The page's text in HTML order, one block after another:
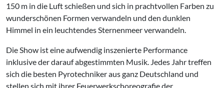
150 m in die Luft schießen und sich in prachtvollen Farben zu
wunderschönen Formen verwandeln und den dunklen
Himmel in ein leuchtendes Sternenmeer verwandeln.
Die Show ist eine aufwendig inszenierte Performance
inklusive der darauf abgestimmten Musik. Jedes Jahr treffen
sich die besten Pyrotechniker aus ganz Deutschland und
stellen sich mit ihrer Feuerwerkschoreografie der